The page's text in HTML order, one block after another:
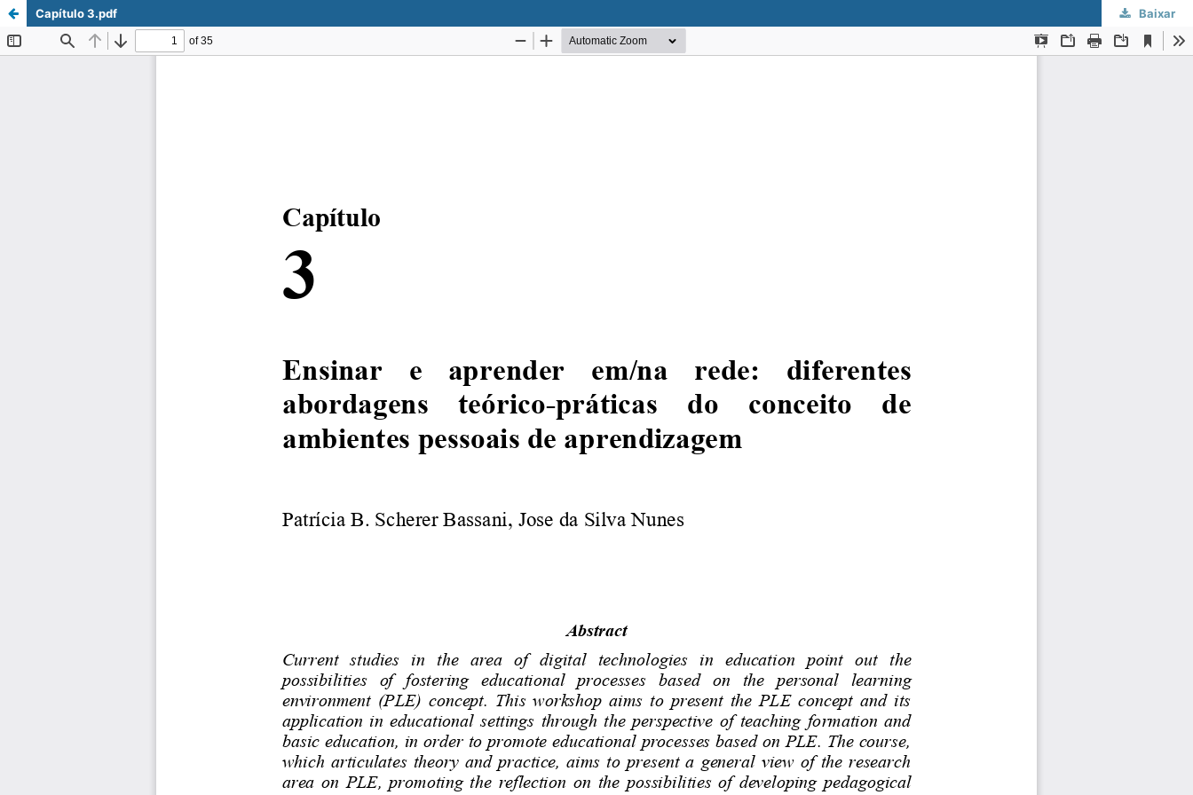
Capítulo 3.pdf Baixar